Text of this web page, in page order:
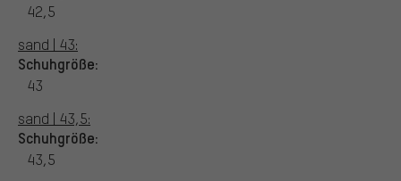
42,5
sand | 43:
Schuhgröße:
43
sand | 43,5:
Schuhgröße:
43,5